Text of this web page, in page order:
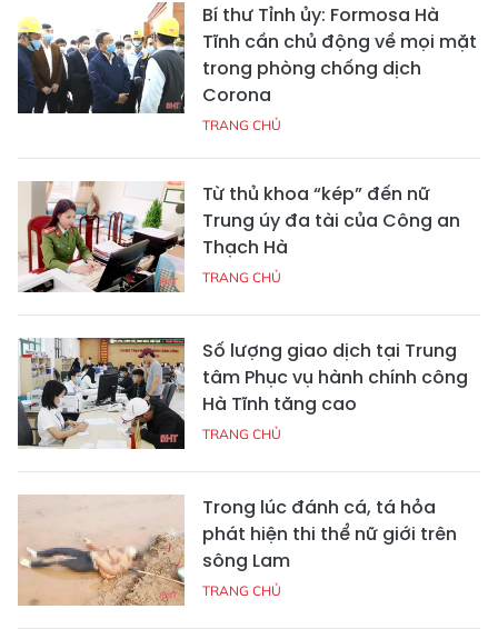
Bí thư Tỉnh ủy: Formosa Hà
Tĩnh cần chủ động về mọi mặt
trong phòng chống dịch
Corona
TRANG CHỦ
Từ thủ khoa “kép” đến nữ
Trung úy đa tài của Công an
Thạch Hà
TRANG CHỦ
Số lượng giao dịch tại Trung
tâm Phục vụ hành chính công
Hà Tĩnh tăng cao
TRANG CHỦ
Trong lúc đánh cá, tá hỏa
phát hiện thi thể nữ giới trên
sông Lam
TRANG CHỦ